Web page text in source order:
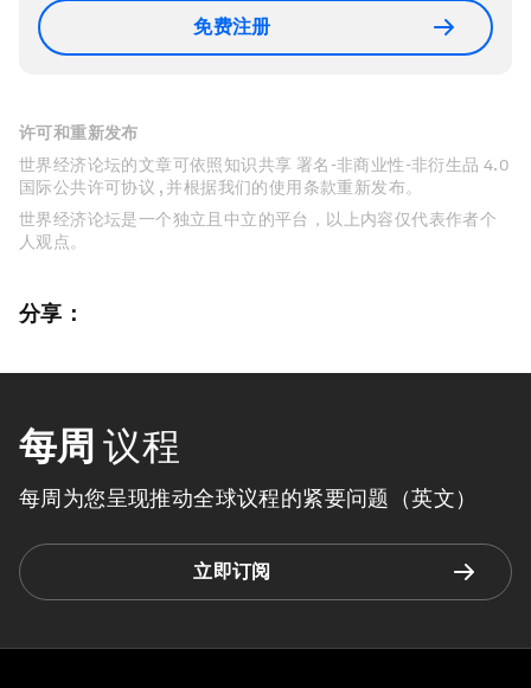
免费注册
许可和重新发布
世界经济论坛的文章可依照知识共享 署名-非商业性-非衍生品 4.0
国际公共许可协议 , 并根据我们的使用条款重新发布。
世界经济论坛是一个独立且中立的平台，以上内容仅代表作者个
人观点。
分享：
每周 议程
每周为您呈现推动全球议程的紧要问题（英文）
立即订阅